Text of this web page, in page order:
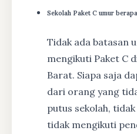
Sekolah Paket C umur
Tidak ada batasan
mengikuti Paket C
Barat. Siapa saja
dari orang yang
putus sekolah,
tidak mengikuti